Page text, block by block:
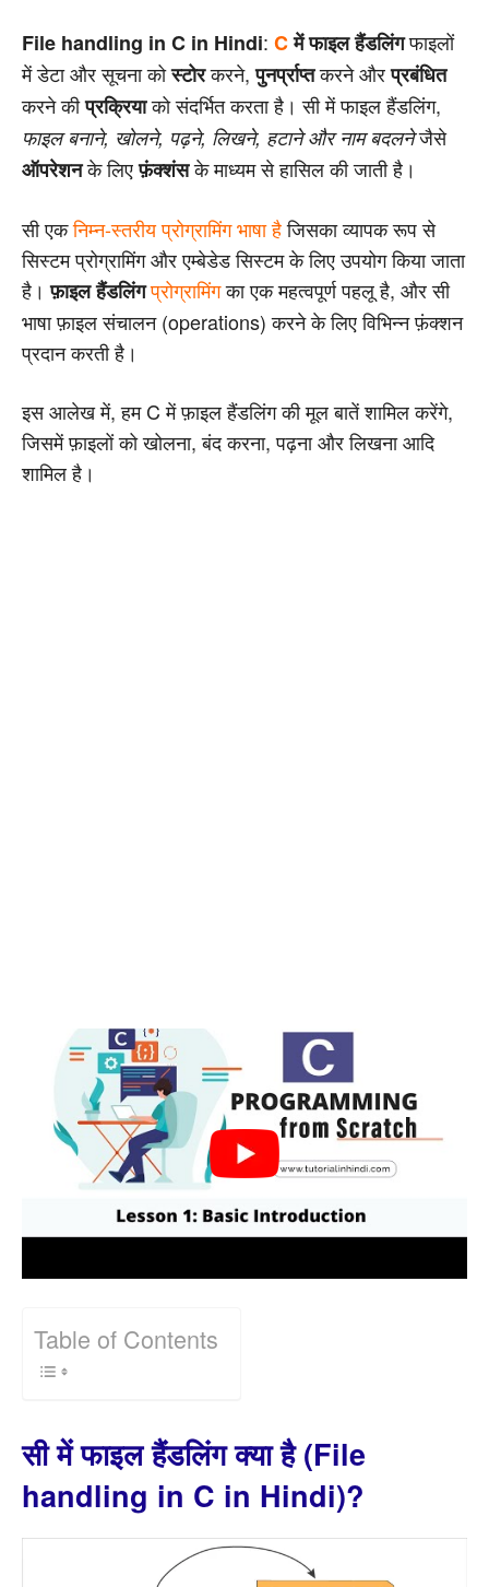
File handling in C in Hindi: Cमें फाइल हैंडलिंगफाइलों
में डेटा और सूचना कोस्टोरकरने,पुनर्प्राप्तकरने औरप्रबंधित
करने कीप्रक्रियाको संदर्भित करता है। सी में फाइल हैंडलिंग,
फाइल बनाने, खोलने, पढ़ने, लिखने, हटाने और नाम बदलनेजैसे
ऑपरेशनके लिएफ़ंक्शंसके माध्यम से हासिल की जाती है।
सी एकनिम्न-स्तरीय प्रोग्रामिंग भाषा हैजिसका व्यापक रूप से
सिस्टम प्रोग्रामिंग और एम्बेडेड सिस्टम के लिए उपयोग किया जाता
है।फ़ाइल हैंडलिंगप्रोग्रामिंगका एक महत्वपूर्ण पहलू है, और सी
भाषा फ़ाइल संचालन (operations) करने के लिए विभिन्न फ़ंक्शन
प्रदान करती है।
इस आलेख में, हम C में फ़ाइल हैंडलिंग की मूल बातें शामिल करेंगे,
जिसमें फ़ाइलों को खोलना, बंद करना, पढ़ना और लिखना आदि
शामिल है।
Table of Contents
सी में फाइल हैंडलिंग क्या है (File
handling in C in Hindi)?